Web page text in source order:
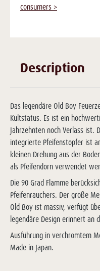
consumers >
Description
Das legendäre Old Boy
Kultstatus. Es ist ein
Jahrzehnten noch Verlass ist.
integrierte Pfeifenstopfer ist
kleinen Drehung aus der
als Pfeifendorn verwendet
Die 90 Grad Flamme
Pfeifenrauchers. Der große
Old Boy ist massiv, verfügt
legendäre Design erinnert an
Ausführung in verchromtem
Made in Japan.